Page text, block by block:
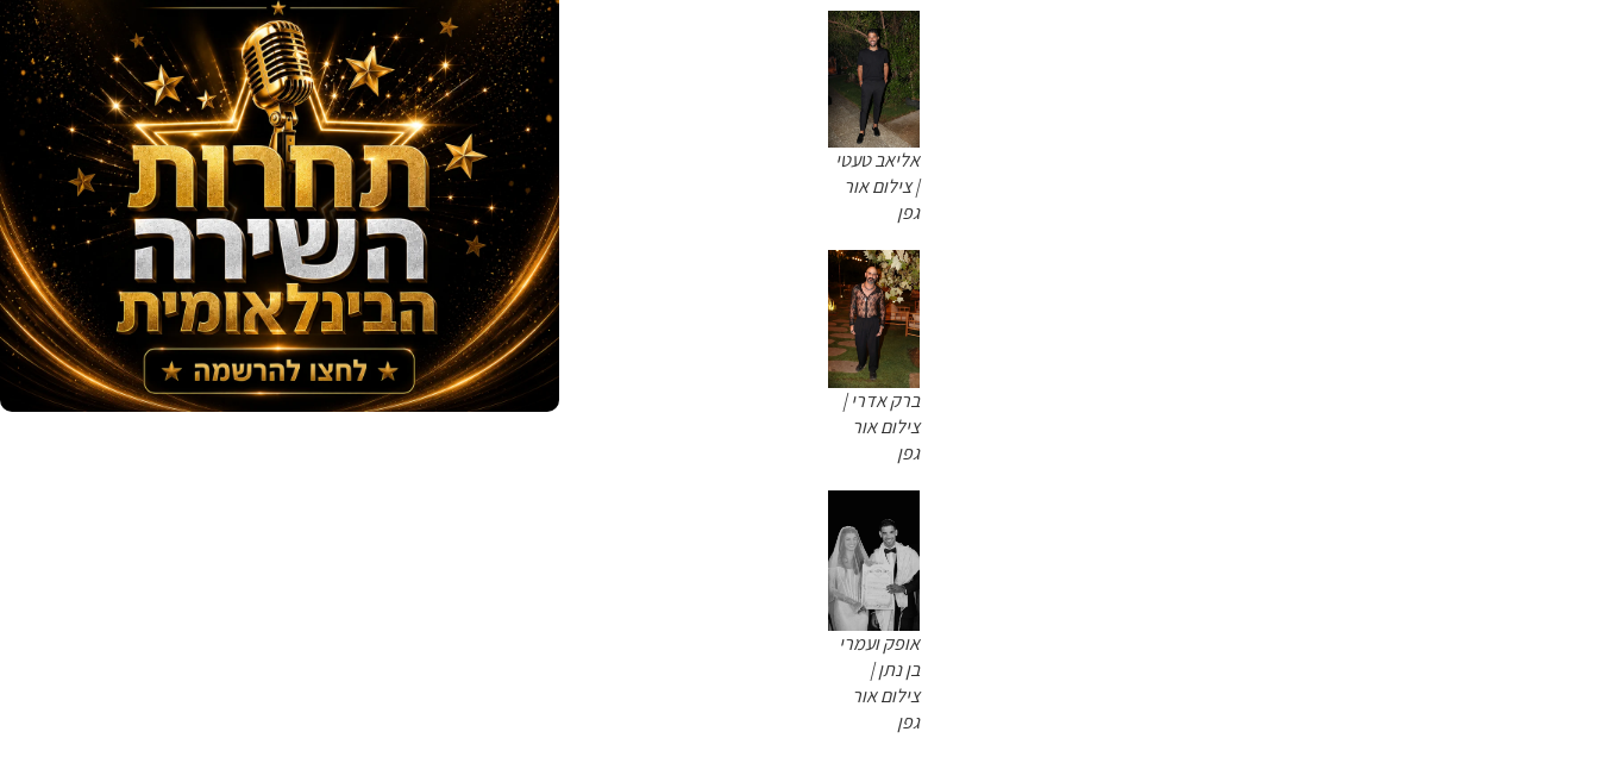
אליאב טעטי
| צילום אור
גפן
ברק אדרי |
צילום אור
גפן
אופק ועמרי
בן נתן |
צילום אור
גפן